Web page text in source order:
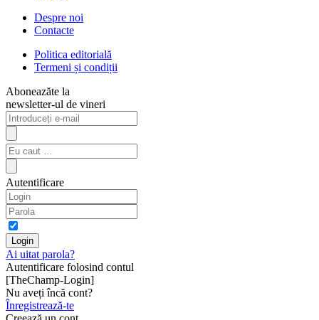
Despre noi
Contacte
Politica editorială
Termeni și condiții
Aboneazăte la
newsletter-ul de vineri
Autentificare
Ai uitat parola?
Autentificare folosind contul
[TheChamp-Login]
Nu aveți încă cont?
Înregistrează-te